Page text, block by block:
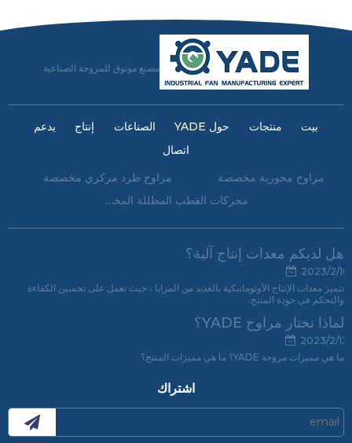
مصنع موثوق للمروحة الصناعية
بيت منتجات حول YADE الصناعات إنتاج
يدعم
اتصال
مراوح محورية مخصصة
مراوح طرد مركزي مخصصة
محركات القطب المظللة المخصصة
هل لديكم معدات إنتاج آلية؟
2023/2/16
تتميز معدات الإنتاج الأوتوماتيكية بالعديد من المزايا ، حيث تعمل على تحسين الكفاءة
والتحكم في جودة المنتج.
لماذا تختار مراوح YADE؟
2023/2/13
ما هي مميزات مروحة YADE؟ ما هي مميزات المنتج؟
اشتراك